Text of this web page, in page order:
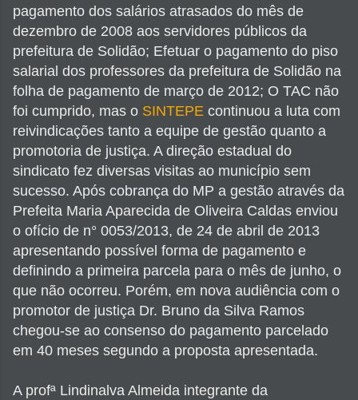
pagamento dos salários atrasados do mês de
dezembro de 2008 aos servidores públicos da
prefeitura de Solidão; Efetuar o pagamento do piso
salarial dos professores da prefeitura de Solidão na
folha de pagamento de março de 2012; O TAC não
foi cumprido, mas o SINTEPE continuou a luta com
reivindicações tanto a equipe de gestão quanto a
promotoria de justiça. A direção estadual do
sindicato fez diversas visitas ao município sem
sucesso. Após cobrança do MP a gestão através da
Prefeita Maria Aparecida de Oliveira Caldas enviou
o ofício de n° 0053/2013, de 24 de abril de 2013
apresentando possível forma de pagamento e
definindo a primeira parcela para o mês de junho, o
que não ocorreu. Porém, em nova audiência com o
promotor de justiça Dr. Bruno da Silva Ramos
chegou-se ao consenso do pagamento parcelado
em 40 meses segundo a proposta apresentada.
A profª Lindinalva Almeida integrante da